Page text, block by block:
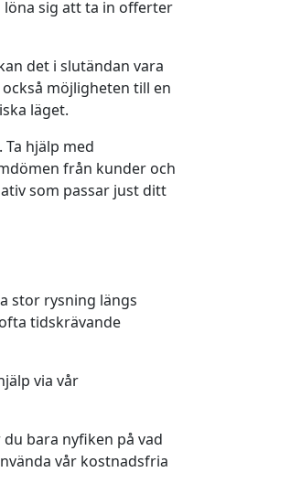
sig att ta in offerter
det i slutändan vara
möjligheten till en
läget.
hjälp med
från kunder och
som passar just ditt
stor rysning längs
tidskrävande
via vår
bara nyfiken på vad
vår kostnadsfria